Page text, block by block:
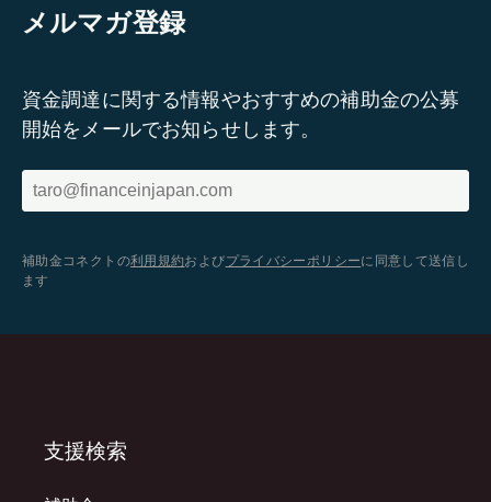
メルマガ登録
資金調達に関する情報やおすすめの補助金の公募
開始をメールでお知らせします。
補助金コネクトの利用規約およびプライバシーポリシーに同意して送信し
ます
支援検索